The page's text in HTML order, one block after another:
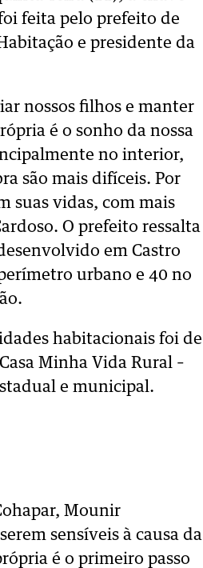
feita pelo prefeito de
e presidente da
nossos filhos e manter
é o sonho da nossa
no interior,
são mais difíceis. Por
suas vidas, com mais
O prefeito ressalta
em Castro
urbano e 40 no
habitacionais foi de
Minha Vida Rural –
e municipal.
Mounir
sensíveis à causa da
é o primeiro passo